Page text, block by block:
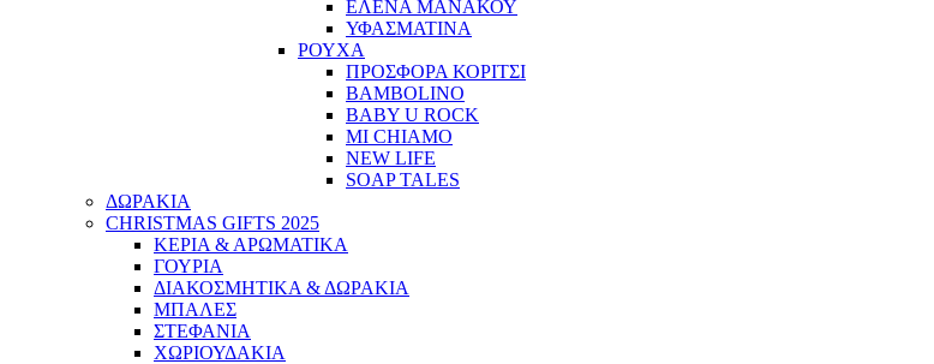
ΕΛΕΝΑ ΜΑΝΑΚΟΥ
ΥΦΑΣΜΑΤΙΝΑ
ΡΟΥΧΑ
ΠΡΟΣΦΟΡΑ ΚΟΡΙΤΣΙ
BAMBOLINO
BABY U ROCK
MI CHIAMO
NEW LIFE
SOAP TALES
ΔΩΡΑΚΙΑ
CHRISTMAS GIFTS 2025
ΚΕΡΙΑ & ΑΡΩΜΑΤΙΚΑ
ΓΟΥΡΙΑ
ΔΙΑΚΟΣΜΗΤΙΚΑ & ΔΩΡΑΚΙΑ
ΜΠΑΛΕΣ
ΣΤΕΦΑΝΙΑ
ΧΩΡΙΟΥΔΑΚΙΑ